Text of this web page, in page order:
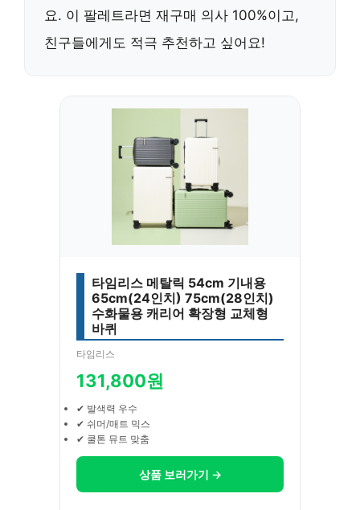
요. 이 팔레트라면 재구매 의사 100%이고,
친구들에게도 적극 추천하고 싶어요!
타임리스 메탈릭 54cm 기내용
65cm(24인치) 75cm(28인치)
수화물용 캐리어 확장형 교체형
바퀴
타임리스
131,800원
✔ 발색력 우수
✔ 쉬머/매트 믹스
✔ 쿨톤 뮤트 맞춤
상품 보러가기 →